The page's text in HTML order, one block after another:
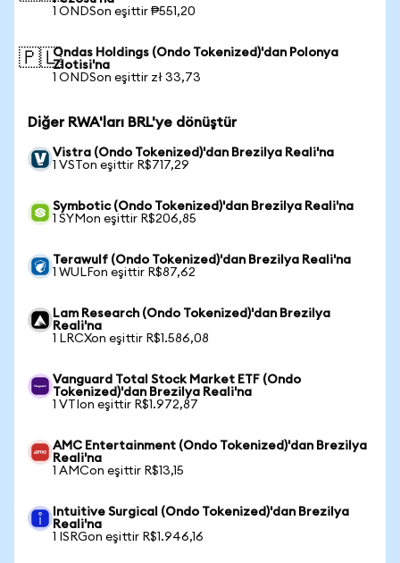
1 ONDSon eşittir ₱551,20
🇵🇱Ondas Holdings (Ondo Tokenized)'dan Polonya
Zlotisi'na
1 ONDSon eşittir zł 33,73
Diğer RWA'ları BRL'ye dönüştür
Vistra (Ondo Tokenized)'dan Brezilya Reali'na
1 VSTon eşittir R$717,29
Symbotic (Ondo Tokenized)'dan Brezilya Reali'na
1 SYMon eşittir R$206,85
Terawulf (Ondo Tokenized)'dan Brezilya Reali'na
1 WULFon eşittir R$87,62
Lam Research (Ondo Tokenized)'dan Brezilya
Reali'na
1 LRCXon eşittir R$1.586,08
Vanguard Total Stock Market ETF (Ondo
Tokenized)'dan Brezilya Reali'na
1 VTIon eşittir R$1.972,87
AMC Entertainment (Ondo Tokenized)'dan Brezilya
Reali'na
1 AMCon eşittir R$13,15
Intuitive Surgical (Ondo Tokenized)'dan Brezilya
Reali'na
1 ISRGon eşittir R$1.946,16